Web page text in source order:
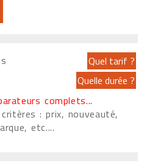
complets...
: prix, nouveauté,
etc....